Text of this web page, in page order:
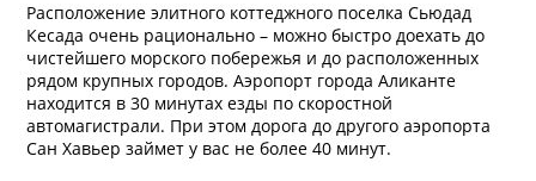
Расположение элитного коттеджного поселка Сьюдад
Кесада очень рационально – можно быстро доехать до
чистейшего морского побережья и до расположенных
рядом крупных городов. Аэропорт города Аликанте
находится в 30 минутах езды по скоростной
автомагистрали. При этом дорога до другого аэропорта
Сан Хавьер займет у вас не более 40 минут.